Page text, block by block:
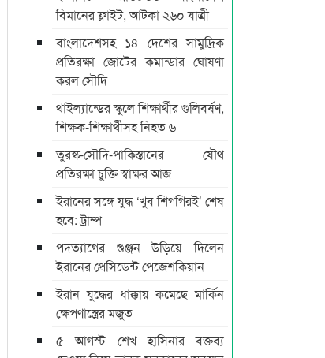
বিমানের ফ্লাইট, আটকা ২৬০ যাত্রী
বাংলাদেশসহ ১৪ দেশের সামুদ্রিক
প্রতিরক্ষা জোটের কমান্ডার ঘোষণা
করল সৌদি
থাইল্যান্ডের স্কুলে শিক্ষার্থীর গুলিবর্ষণ,
শিক্ষক-শিক্ষার্থীসহ নিহত ৬
তুরস্ক-সৌদি-পাকিস্তানের যৌথ
প্রতিরক্ষা চুক্তি স্বাক্ষর আজ
ইরানের সঙ্গে যুদ্ধ ‘খুব শিগগিরই’ শেষ
হবে: ট্রাম্প
পদত্যাগের গুঞ্জন উড়িয়ে দিলেন
ইরানের প্রেসিডেন্ট পেজেশকিয়ান
ইরান যুদ্ধের ধাক্কায় কমেছে মার্কিন
ক্ষেপণাস্ত্রের মজুত
৫ আগস্ট শেখ হাসিনার বক্তব্য